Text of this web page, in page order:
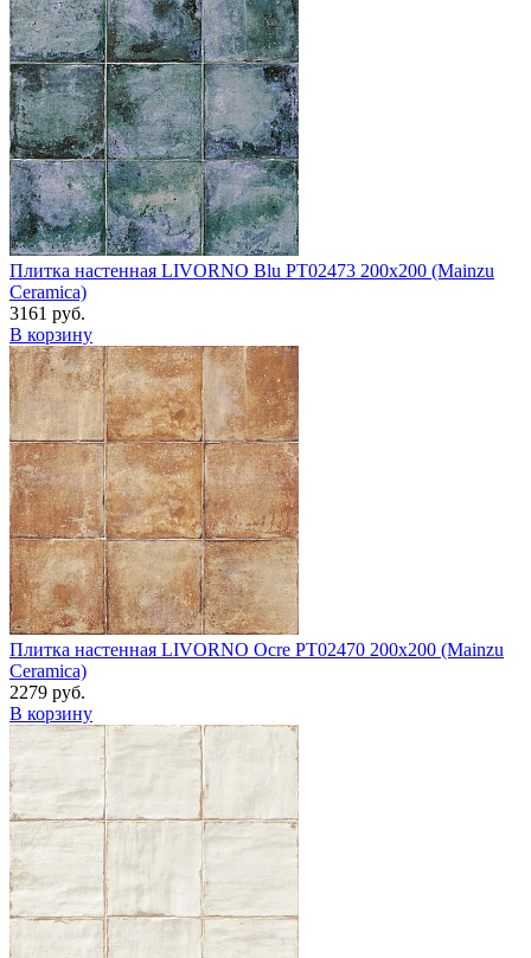
Плитка настенная LIVORNO Blu PT02473 200x200 (Mainzu
Ceramica)
3161 руб.
В корзину
Плитка настенная LIVORNO Ocre PT02470 200x200 (Mainzu
Ceramica)
2279 руб.
В корзину